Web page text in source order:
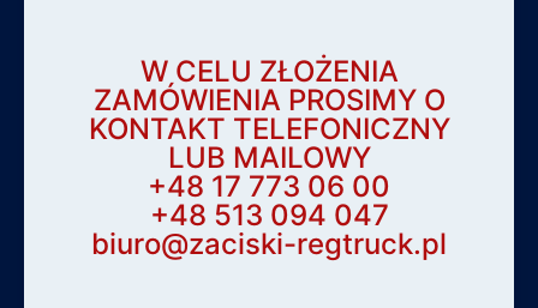
W CELU ZŁOŻENIA
ZAMÓWIENIA PROSIMY O
KONTAKT TELEFONICZNY
LUB MAILOWY
+48 17 773 06 00
+48 513 094 047
biuro@zaciski-regtruck.pl